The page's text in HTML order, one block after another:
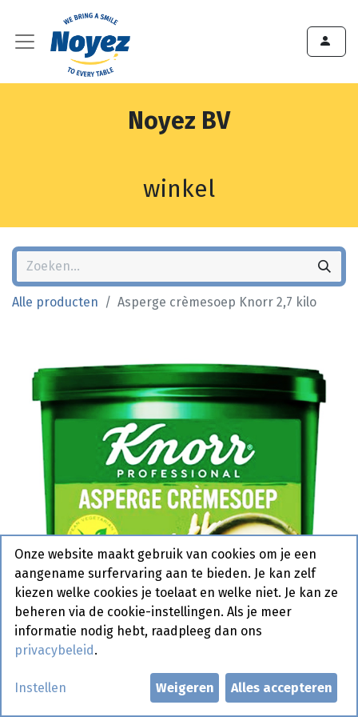
Noyez BV
winkel
Alle producten Asperge crèmesoep Knorr 2,7 kilo
Asperge crèmesoep Knorr 2,7
kilo
Onze website maakt gebruik van cookies om je een
aangename surfervaring aan te bieden. Je kan zelf
kiezen welke cookies je toelaat en welke niet. Je kan ze
beheren via de cookie-instellingen. Als je meer
informatie nodig hebt, raadpleeg dan ons
privacybeleid .
Instellen Weigeren Alles accepteren